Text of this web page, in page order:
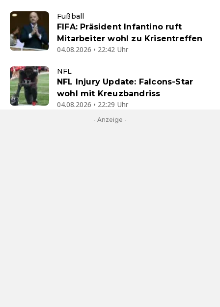
Fußball
FIFA: Präsident Infantino ruft
Mitarbeiter wohl zu Krisentreffen
04.08.2026 • 22:42 Uhr
NFL
NFL Injury Update: Falcons-Star
wohl mit Kreuzbandriss
04.08.2026 • 22:29 Uhr
- Anzeige -